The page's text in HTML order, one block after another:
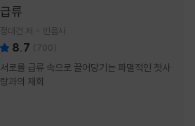
급류
정대건 저 민음사
8.7 (700)
서로를 급류 속으로 끌어당기는 파멸적인 첫사
랑과의 재회